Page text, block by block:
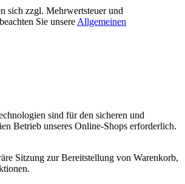
sich zzgl. Mehrwertsteuer und
Sie unsere Allgemeinen
sind für den sicheren und
Betrieb unseres Online-Shops erforderlich.
Sitzung zur Bereitstellung von Warenkorb,